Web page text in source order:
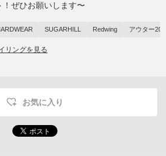
ぜひお願いします〜
SUGARHILL Redwing アウター
リングを見る
お気に入り